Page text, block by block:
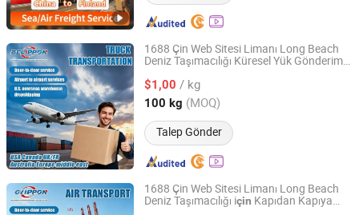
1688 Çin Web Sitesi Limanı Long Beach
Deniz Taşımacılığı Küresel Yük Gönderimi
$1,00 / kg
100 kg (MOQ)
Talep Gönder
Shenzhen Delippon International Logistics Co., Ltd
Guangdong, China Fiyat 2026
1688 Çin Web Sitesi Limanı Long Beach
Deniz Taşımacılığı için Kapıdan Kapıya
Shenzhen Delippon International Logistics Co., Ltd